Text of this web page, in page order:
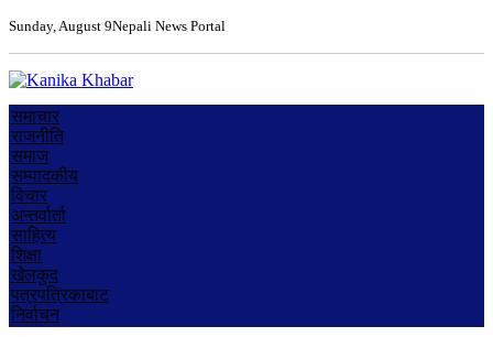
Sunday, August 9Nepali News Portal
समाचार
राजनीति
समाज
सम्पादकीय
विचार
अन्तर्वार्ता
साहित्य
शिक्षा
खेलकुद
पत्रपत्रिकाबाट
निर्वाचन